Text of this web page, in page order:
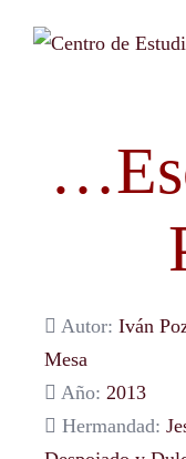
Autor: Iván
Mesa
Año: 2013
Hermandad: